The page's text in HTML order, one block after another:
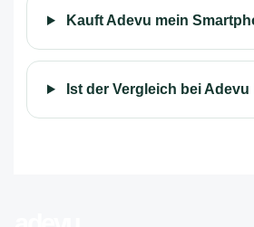
Kauft Adevu mein
Ist der Vergleich bei